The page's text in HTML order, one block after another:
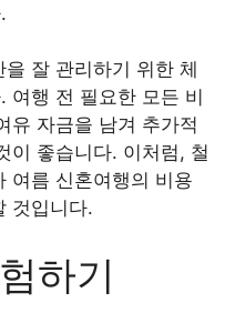
잘 관리하기 위한 체
여행 전 필요한 모든 비
유 자금을 남겨 추가적
이 좋습니다. 이처럼, 철
여름 신혼여행의 비용
것입니다.
하기